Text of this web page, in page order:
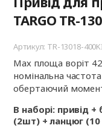
TARGO TR-
Артикул: TR-13018-
Мах площа воріт
номінальна
обертаючий
В наборі: привід +
(2шт) + ланцюг